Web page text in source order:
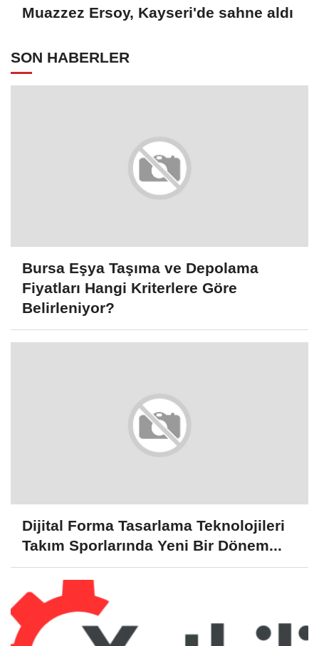
Muazzez Ersoy, Kayseri'de sahne aldı
SON HABERLER
Bursa Eşya Taşıma ve Depolama
Fiyatları Hangi Kriterlere Göre
Belirleniyor?
Dijital Forma Tasarlama Teknolojileri
Takım Sporlarında Yeni Bir Dönem...